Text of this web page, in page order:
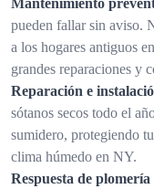
pueden fallar sin aviso.
a los hogares antiguos
grandes reparaciones y
Reparación e
sótanos secos todo el
sumidero, protegiendo
clima húmedo en NY.
Respuesta de